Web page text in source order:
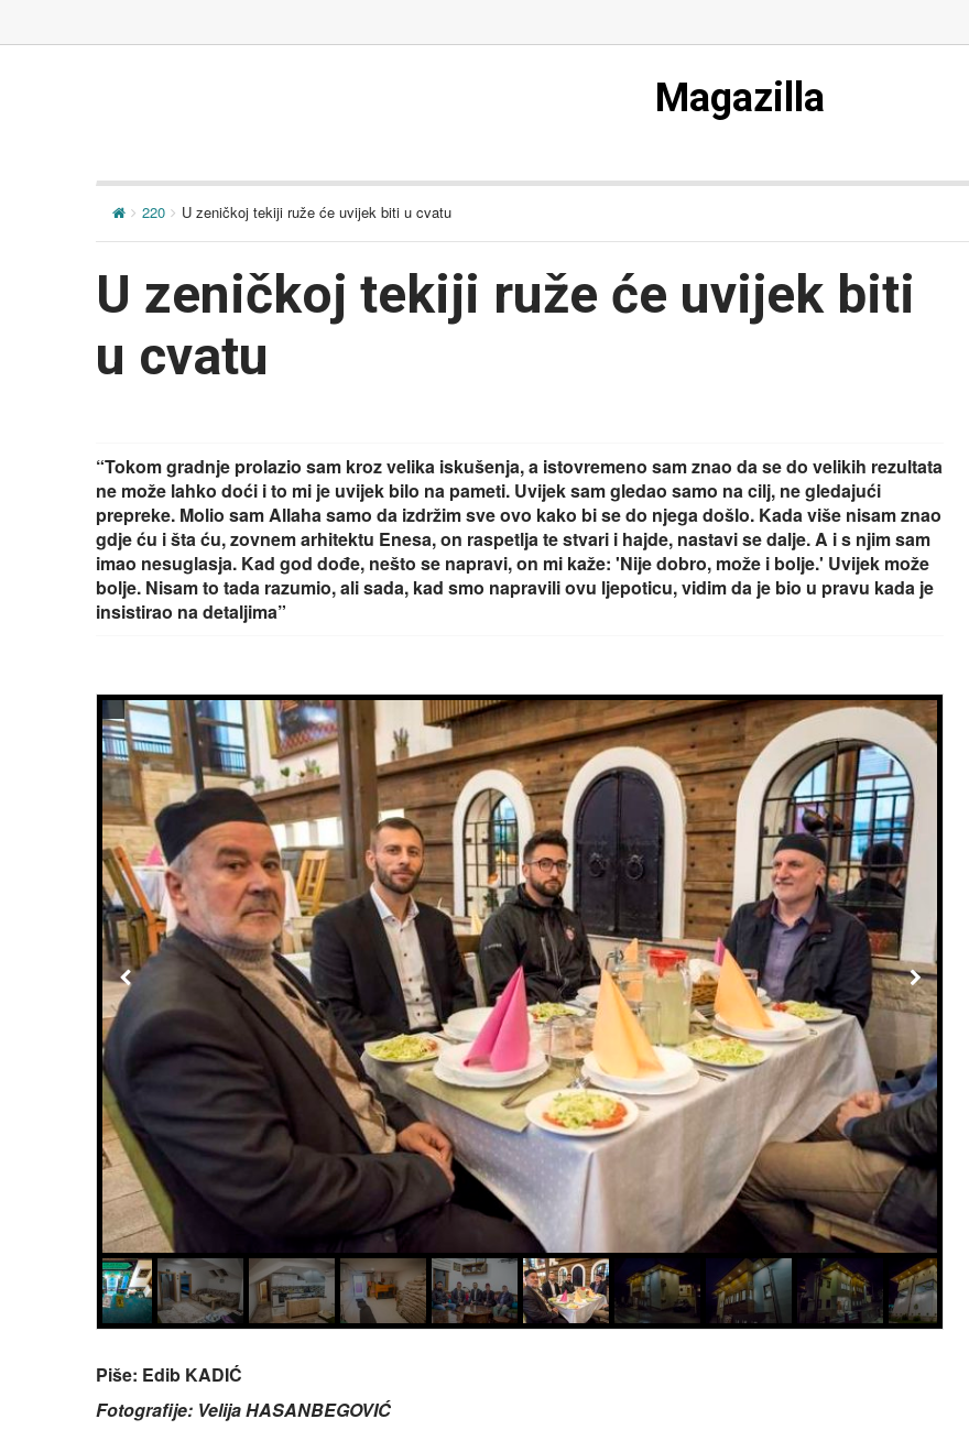
Magazilla
220 U zeničkoj tekiji ruže će uvijek biti u cvatu
U zeničkoj tekiji ruže će uvijek biti
u cvatu
“Tokom gradnje prolazio sam kroz velika iskušenja, a istovremeno sam znao da se do velikih rezultata
ne može lahko doći i to mi je uvijek bilo na pameti. Uvijek sam gledao samo na cilj, ne gledajući
prepreke. Molio sam Allaha samo da izdržim sve ovo kako bi se do njega došlo. Kada više nisam znao
gdje ću i šta ću, zovnem arhitektu Enesa, on raspetlja te stvari i hajde, nastavi se dalje. A i s njim sam
imao nesuglasja. Kad god dođe, nešto se napravi, on mi kaže: 'Nije dobro, može i bolje.' Uvijek može
bolje. Nisam to tada razumio, ali sada, kad smo napravili ovu ljepoticu, vidim da je bio u pravu kada je
insistirao na detaljima”
Piše: Edib KADIĆ
Fotografije: Velija HASANBEGOVIĆ